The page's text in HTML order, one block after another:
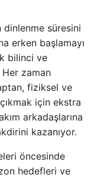
dinlenme süresini
erken başlamayı
bilinci ve
zaman
fiziksel ve
için ekstra
arkadaşlarına
kazanıyor.
öncesinde
hedefleri ve